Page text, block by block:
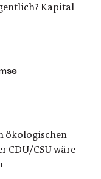
Kapital
ökologischen
CDU/CSU wäre